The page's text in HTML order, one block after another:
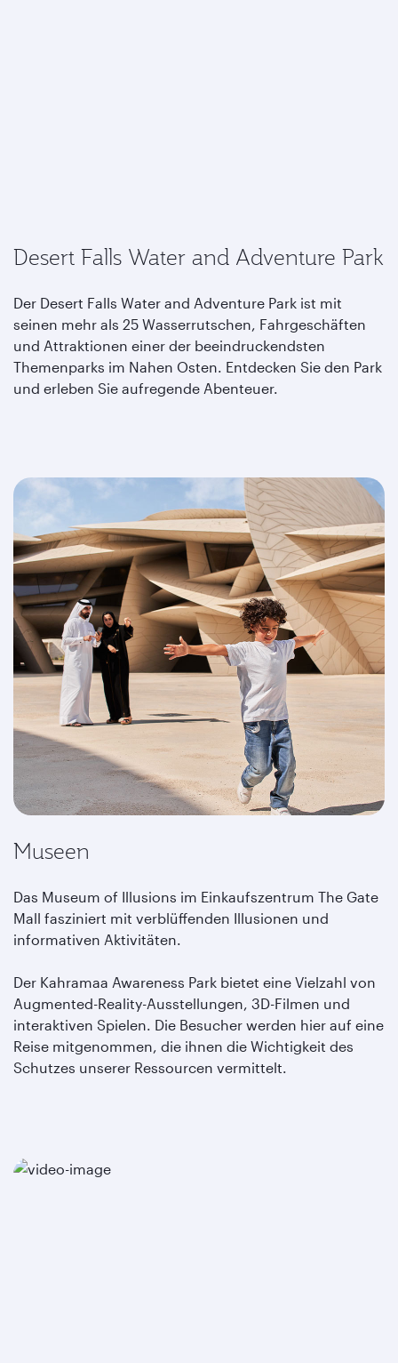
Desert Falls Water and Adventure Park
Der Desert Falls Water and Adventure Park ist mit
seinen mehr als 25 Wasserrutschen, Fahrgeschäften
und Attraktionen einer der beeindruckendsten
Themenparks im Nahen Osten. Entdecken Sie den Park
und erleben Sie aufregende Abenteuer.
Museen
Das Museum of Illusions im Einkaufszentrum The Gate
Mall fasziniert mit verblüffenden Illusionen und
informativen Aktivitäten.
Der Kahramaa Awareness Park bietet eine Vielzahl von
Augmented-Reality-Ausstellungen, 3D-Filmen und
interaktiven Spielen. Die Besucher werden hier auf eine
Reise mitgenommen, die ihnen die Wichtigkeit des
Schutzes unserer Ressourcen vermittelt.